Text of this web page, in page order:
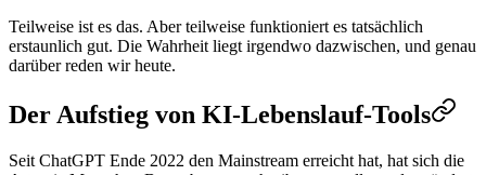
Teilweise ist es das. Aber teilweise funktioniert es tatsächlich
erstaunlich gut. Die Wahrheit liegt irgendwo dazwischen, und genau
darüber reden wir heute.
Der Aufstieg von KI-Lebenslauf-Tools
Seit ChatGPT Ende 2022 den Mainstream erreicht hat, hat sich die